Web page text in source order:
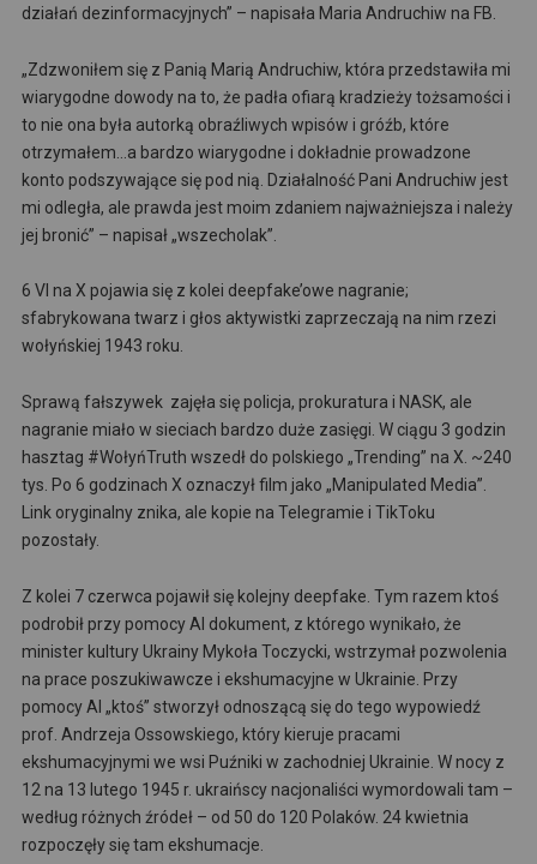
działań dezinformacyjnych” – napisała Maria Andruchiw na FB.
„Zdzwoniłem się z Panią Marią Andruchiw, która przedstawiła mi
wiarygodne dowody na to, że padła ofiarą kradzieży tożsamości i
to nie ona była autorką obraźliwych wpisów i gróźb, które
otrzymałem…a bardzo wiarygodne i dokładnie prowadzone
konto podszywające się pod nią. Działalność Pani Andruchiw jest
mi odległa, ale prawda jest moim zdaniem najważniejsza i należy
jej bronić” – napisał „wszecholak”.
6 VI na X pojawia się z kolei deepfake’owe nagranie;
sfabrykowana twarz i głos aktywistki zaprzeczają na nim rzezi
wołyńskiej 1943 roku.
Sprawą fałszywek zajęła się policja, prokuratura i NASK, ale
nagranie miało w sieciach bardzo duże zasięgi. W ciągu 3 godzin
hasztag #WołyńTruth wszedł do polskiego „Trending” na X. ~240
tys. Po 6 godzinach X oznaczył film jako „Manipulated Media”.
Link oryginalny znika, ale kopie na Telegramie i TikToku
pozostały.
Z kolei 7 czerwca pojawił się kolejny deepfake. Tym razem ktoś
podrobił przy pomocy AI dokument, z którego wynikało, że
minister kultury Ukrainy Mykoła Toczycki, wstrzymał pozwolenia
na prace poszukiwawcze i ekshumacyjne w Ukrainie. Przy
pomocy AI „ktoś” stworzył odnoszącą się do tego wypowiedź
prof. Andrzeja Ossowskiego, który kieruje pracami
ekshumacyjnymi we wsi Puźniki w zachodniej Ukrainie. W nocy z
12 na 13 lutego 1945 r. ukraińscy nacjonaliści wymordowali tam –
według różnych źródeł – od 50 do 120 Polaków. 24 kwietnia
rozpoczęły się tam ekshumacje.